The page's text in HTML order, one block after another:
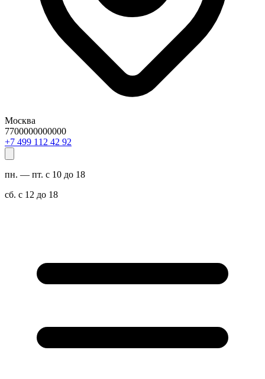
Москва
7700000000000
29 24 211 994 7+
пн. — пт. с 10 до 18
сб. с 12 до 18